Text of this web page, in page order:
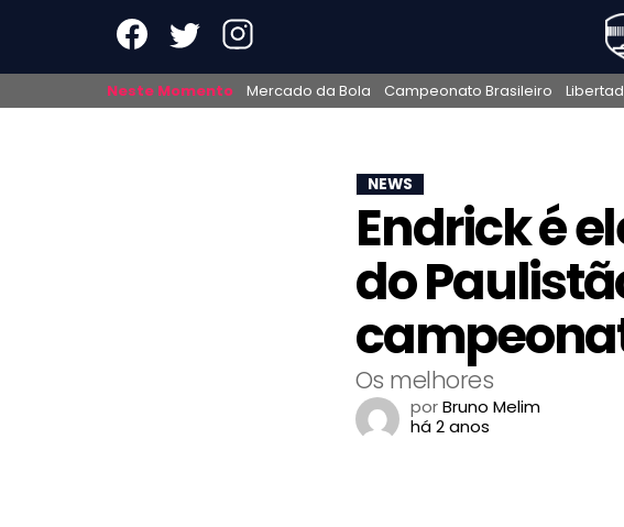
Neste Momento Mercado da Bola Campeonato Brasileiro
NEWS
Endrick é
do
Os melhores
porBruno Melim
há 2 anos